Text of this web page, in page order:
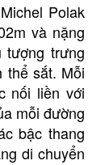
Polak
và nặng
tượng trưng
thể sắt. Mỗi
nối liền với
mỗi đường
bậc thang
di chuyển